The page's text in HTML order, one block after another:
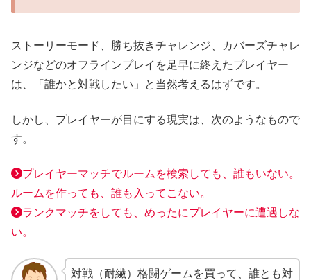
ストーリーモード、勝ち抜きチャレンジ、カバーズチャレ
ンジなどのオフラインプレイを足早に終えたプレイヤー
は、「誰かと対戦したい」と当然考えるはずです。
しかし、プレイヤーが目にする現実は、次のようなもので
す。
プレイヤーマッチでルームを検索しても、誰もいない。
ルームを作っても、誰も入ってこない。
ランクマッチをしても、めったにプレイヤーに遭遇しな
い。
対戦（耐繊）格闘ゲームを買って、誰とも対